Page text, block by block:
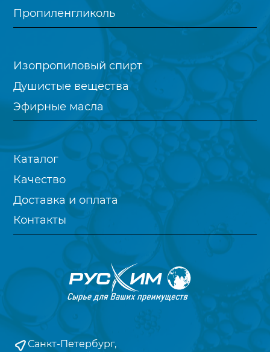
Санкт-Петербург,
Пропиленгликоль
Изопропиловый спирт
Душистые вещества
Эфирные масла
Каталог
Качество
Доставка и оплата
Контакты